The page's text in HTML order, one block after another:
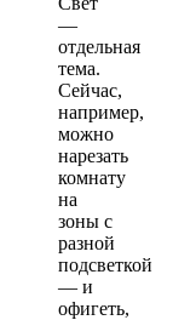
—
отдельная
тема.
Сейчас,
например,
можно
нарезать
комнату
на
зоны с
разной
подсветкой
— и
офигеть,